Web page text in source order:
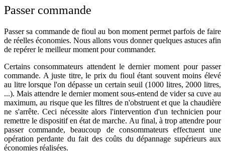
Passer commande
Passer sa commande de fioul au bon moment permet parfois de faire
de réelles économies. Nous allons vous donner quelques astuces afin
de repérer le meilleur moment pour commander.
Certains consommateurs attendent le dernier moment pour passer
commande. A juste titre, le prix du fioul étant souvent moins élevé
au litre lorsque l'on dépasse un certain seuil (1000 litres, 2000 litres,
...). Mais attendre le dernier moment sous-entend de vider sa cuve au
maximum, au risque que les filtres de n'obstruent et que la chaudière
ne s'arrête. Ceci nécessite alors l'intervention d'un technicien pour
remettre le dispositif en état de marche. Au final, à trop attendre pour
passer commande, beaucoup de consommateurs effectuent une
opération perdante du fait des coûts du dépannage supérieurs aux
économies réalisées.